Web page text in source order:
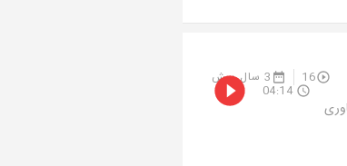
16 3 سال پیش
04:14